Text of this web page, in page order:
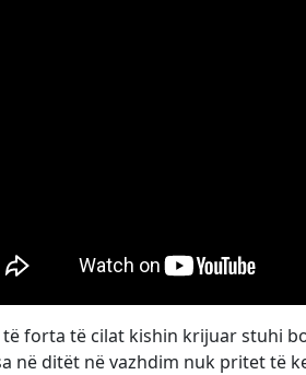
të forta të cilat kishin krijuar stuhi
në ditët në vazhdim nuk pritet të